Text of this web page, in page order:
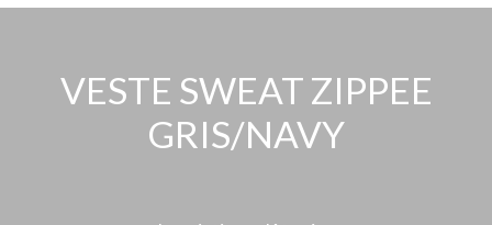
VESTE SWEAT ZIPPEE
GRIS/NAVY